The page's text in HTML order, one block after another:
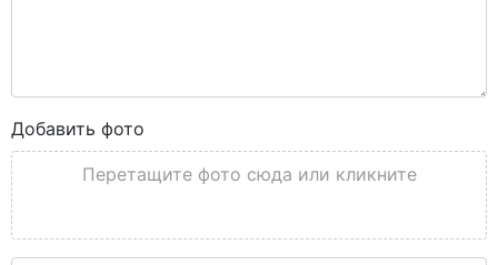
Добавить фото
Перетащите фото сюда или кликните